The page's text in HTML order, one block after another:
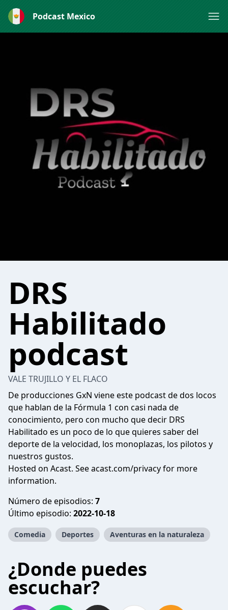
Podcast Mexico
DRS
Habilitado
podcast
VALE TRUJILLO Y EL FLACO
De producciones GxN viene este podcast de dos locos
que hablan de la Fórmula 1 con casi nada de
conocimiento, pero con mucho que decir DRS
Habilitado es un poco de lo que quieres saber del
deporte de la velocidad, los monoplazas, los pilotos y
nuestros gustos.
Hosted on Acast. Seeacast.com/privacyfor more
information.
Número de episodios: 7
Último episodio: 2022-10-18
Comedia Deportes Aventuras en la naturaleza
¿Donde puedes
escuchar?